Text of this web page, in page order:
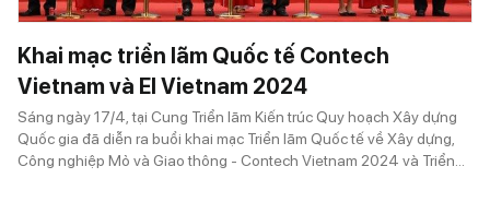
Khai mạc triển lãm Quốc tế Contech
Vietnam và El Vietnam 2024
Sáng ngày 17/4, tại Cung Triển lãm Kiến trúc Quy hoạch Xây dựng
Quốc gia đã diễn ra buổi khai mạc Triển lãm Quốc tế về Xây dựng,
Công nghiệp Mỏ và Giao thông - Contech Vietnam 2024 và Triển